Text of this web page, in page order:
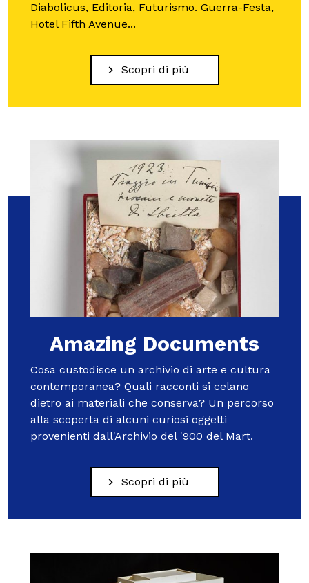
Diabolicus, Editoria, Futurismo. Guerra-Festa,
Hotel Fifth Avenue...
Scopri di più
Amazing Documents
Cosa custodisce un archivio di arte e cultura
contemporanea? Quali racconti si celano
dietro ai materiali che conserva? Un percorso
alla scoperta di alcuni curiosi oggetti
provenienti dall'Archivio del '900 del Mart.
Scopri di più